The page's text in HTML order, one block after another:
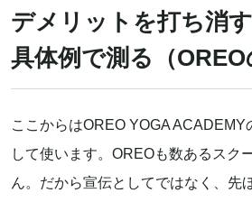
デメリットを打ち消す
具体例で測る（OREO
ここからはOREO YOGA ACADEMY
して使います。OREOも数あるスク
ん。だから宣伝としてではなく、先